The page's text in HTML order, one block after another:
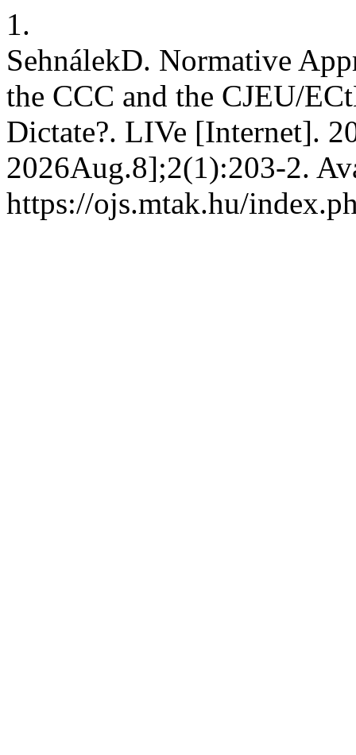
1.
SehnálekD. Normative
the CCC and the CJEU/
Dictate?. LIVe [Internet].
2026Aug.8];2(1):203-2.
https://ojs.mtak.hu/